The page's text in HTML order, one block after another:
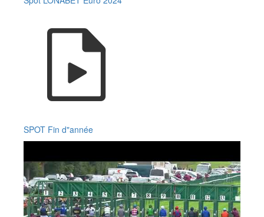
SPOT Fin d"année